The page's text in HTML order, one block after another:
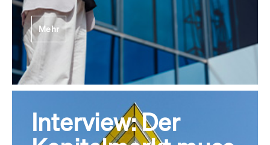
Mehr
Interview: Der